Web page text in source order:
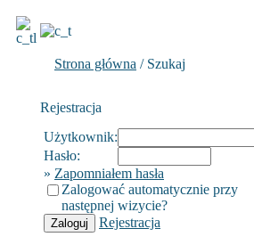
Strona główna / Szukaj
Rejestracja
Użytkownik:
Hasło:
» Zapomniałem hasła
Zalogować automatycznie przy
następnej wizycie?
Rejestracja